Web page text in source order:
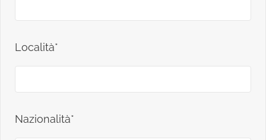
Località*
Nazionalità*